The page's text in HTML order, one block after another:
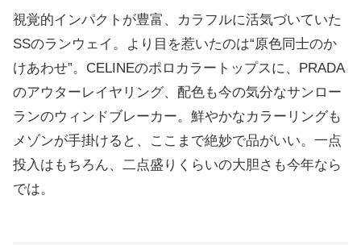
視覚的インパクトが豊富、カラフルに活気づいていた
SSのランウェイ。より目を惹いたのは“原色同士のか
けあわせ”。CELINEのポロカラートップスに、PRADA
のアウターレイヤリング、配色も今の気分なサンロー
ランのウィンドブレーカー。鮮やかなカラーリングも
メゾンが手掛けると、ここまで絶妙で品がいい。一点
投入はもちろん、二点盛りくらいの大胆さも今年なら
では。